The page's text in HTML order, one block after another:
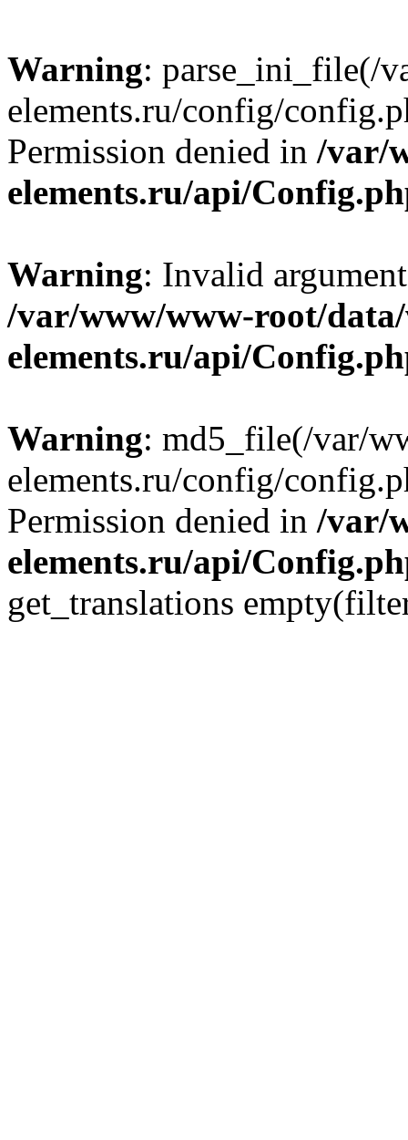
Warning: parse_ini_file(/
elements.ru/config/
Permission denied in /var/
elements.ru/api/
Warning: Invalid
/var/www/www-root/
elements.ru/api/
Warning: md5_file(/var/
elements.ru/config/
Permission denied in /var/
elements.ru/api/
get_translations